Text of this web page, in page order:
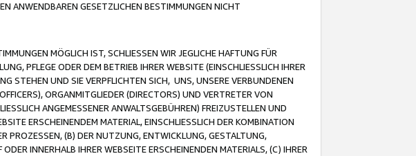
ANWENDBAREN GESETZLICHEN BESTIMMUNGEN NICHT
MÖGLICH IST, SCHLIESSEN WIR JEGLICHE HAFTUNG FÜR
PFLEGE ODER DEM BETRIEB IHRER WEBSITE (EINSCHLIESSLICH IHRER
STEHEN UND SIE VERPFLICHTEN SICH, UNS, UNSERE VERBUNDENEN
ORGANMITGLIEDER (DIRECTORS) UND VERTRETER VON
ANGEMESSENER ANWALTSGEBÜHREN) FREIZUSTELLEN UND
ERSCHEINENDEM MATERIAL, EINSCHLIESSLICH DER KOMBINATION
PROZESSEN, (B) DER NUTZUNG, ENTWICKLUNG, GESTALTUNG,
INNERHALB IHRER WEBSEITE ERSCHEINENDEN MATERIALS, (C) IHRER